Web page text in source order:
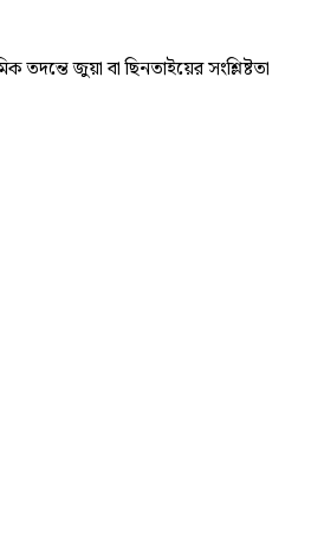
জুয়া বা ছিনতাইয়ের সংশ্লিষ্টতা